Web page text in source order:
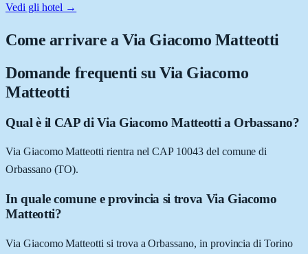
Vedi gli hotel →
Come arrivare aVia Giacomo Matteotti
Domande frequenti su Via Giacomo
Matteotti
Qual è il CAP di Via Giacomo Matteotti a Orbassano?
Via Giacomo Matteotti rientra nel CAP 10043 del comune di
Orbassano (TO).
In quale comune e provincia si trova Via Giacomo
Matteotti?
Via Giacomo Matteotti si trova a Orbassano, in provincia di Torino